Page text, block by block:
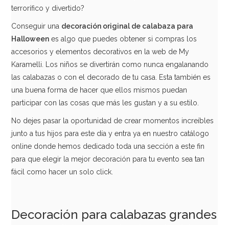
terrorífico y divertido?
Conseguir una decoración original de calabaza para
Halloween es algo que puedes obtener si compras los
accesorios y elementos decorativos en la web de My
Karamelli. Los niños se divertirán como nunca engalanando
las calabazas o con el decorado de tu casa. Esta también es
una buena forma de hacer que ellos mismos puedan
participar con las cosas que más les gustan y a su estilo.
No dejes pasar la oportunidad de crear momentos increíbles
junto a tus hijos para este día y entra ya en nuestro catálogo
online donde hemos dedicado toda una sección a este fin
para que elegir la mejor decoración para tu evento sea tan
fácil como hacer un solo click.
Decoración para calabazas grandes